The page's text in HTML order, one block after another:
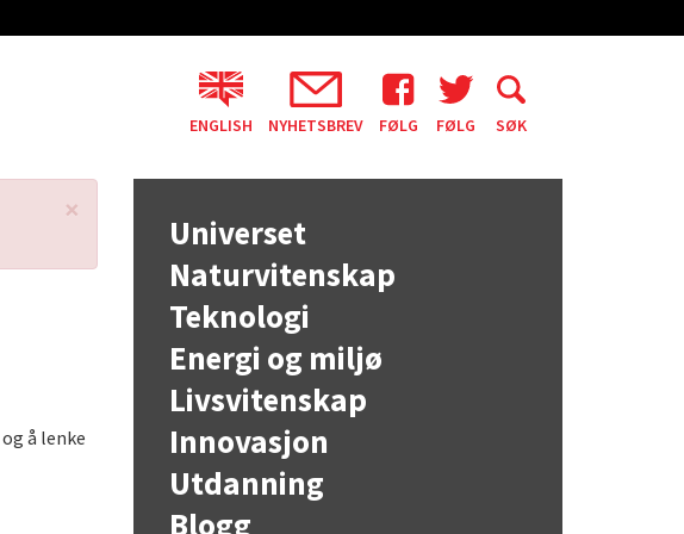
ENGLISH NYHETSBREV FØLG FØLG SØK
×
og å lenke
Universet
Naturvitenskap
Teknologi
Energi og miljø
Livsvitenskap
Innovasjon
Utdanning
Blogg